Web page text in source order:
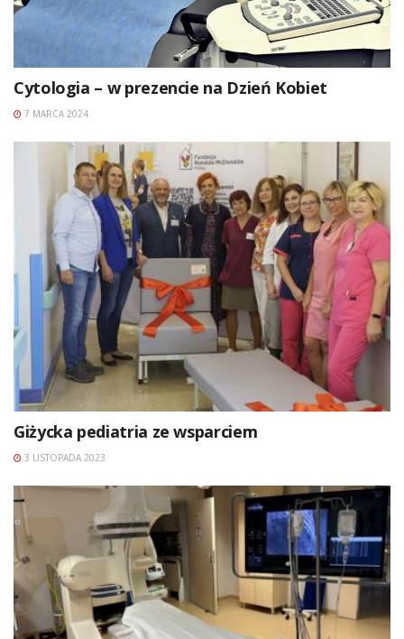
Cytologia – w prezencie na Dzień Kobiet
7 MARCA 2024
Giżycka pediatria ze wsparciem
3 LISTOPADA 2023